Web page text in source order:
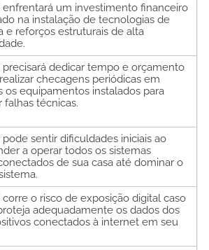
enfrentará um investimento financeiro
na instalação de tecnologias de
e reforços estruturais de alta
precisará dedicar tempo e orçamento
checagens periódicas em
os equipamentos instalados para
falhas técnicas.
pode sentir dificuldades iniciais ao
a operar todos os sistemas
de sua casa até dominar o
corre o risco de exposição digital caso
adequadamente os dados dos
conectados à internet em seu